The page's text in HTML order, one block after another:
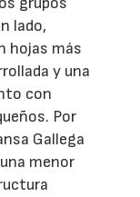
lado,
hojas más
y una
con
Por
Gallega
menor